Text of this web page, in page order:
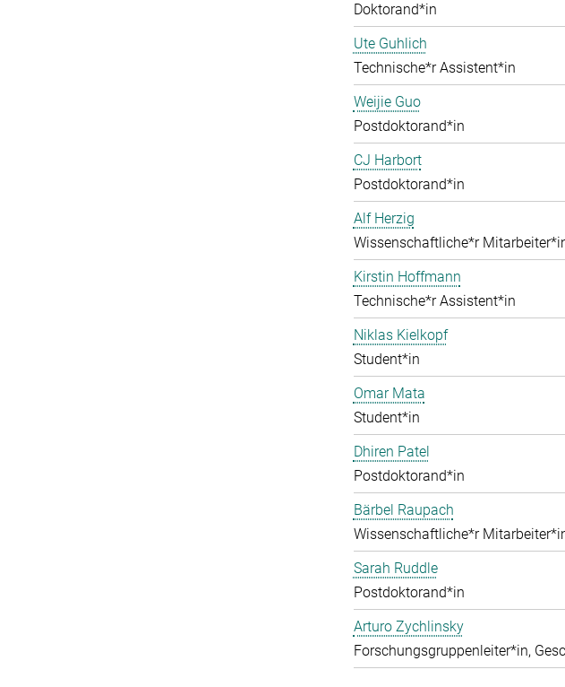
Doktorand*in
Ute Guhlich
Technische*r Assistent*in
Weijie Guo
Postdoktorand*in
CJ Harbort
Postdoktorand*in
Alf Herzig
Wissenschaftliche*r
Kirstin Hoffmann
Technische*r Assistent*in
Niklas Kielkopf
Student*in
Omar Mata
Student*in
Dhiren Patel
Postdoktorand*in
Bärbel Raupach
Wissenschaftliche*r
Sarah Ruddle
Postdoktorand*in
Arturo Zychlinsky
Forschungsgruppenleiter*in,